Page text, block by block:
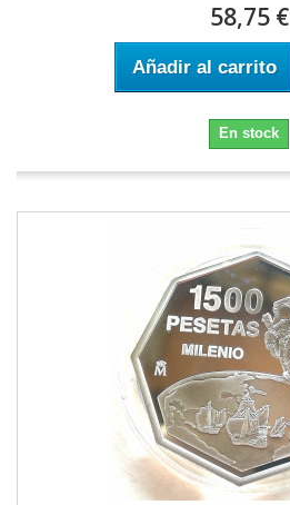
58,75 €
Añadir al carrito
En stock